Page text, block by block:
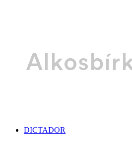
DICTADOR